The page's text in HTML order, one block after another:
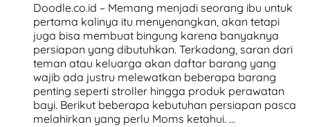
Doodle.co.id – Memang menjadi seorang ibu untuk
pertama kalinya itu menyenangkan, akan tetapi
juga bisa membuat bingung karena banyaknya
persiapan yang dibutuhkan. Terkadang, saran dari
teman atau keluarga akan daftar barang yang
wajib ada justru melewatkan beberapa barang
penting seperti stroller hingga produk perawatan
bayi. Berikut beberapa kebutuhan persiapan pasca
melahirkan yang perlu Moms ketahui. …